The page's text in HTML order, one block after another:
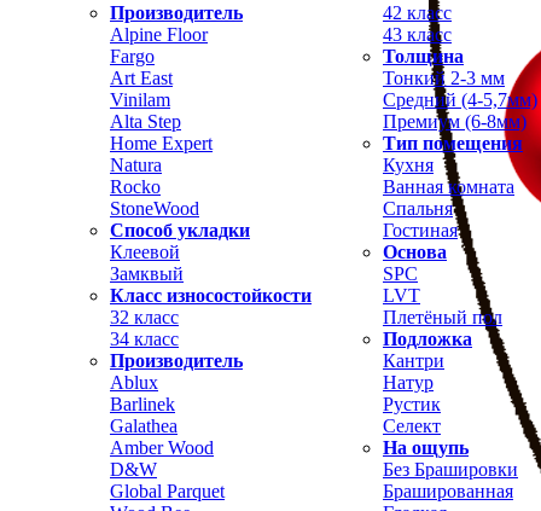
Производитель
Alpine Floor
Fargo
Art East
Vinilam
Alta Step
Home Expert
Natura
Rocko
StoneWood
Способ укладки
Клеевой
Замквый
Класс износостойкости
32 класс
34 класс
42 класс
43 класс
Толщина
Тонкий 2-3 мм
Средний (4-5,7мм)
Премиум (6-8мм)
Тип помещения
Кухня
Ванная комната
Спальня
Гостиная
Основа
SPC
LVT
Плетёный пол
Подложка
Производитель
Ablux
Barlinek
Galathea
Amber Wood
D&W
Global Parquet
Кантри
Натур
Рустик
Селект
На ощупь
Без Брашировки
Брашированная